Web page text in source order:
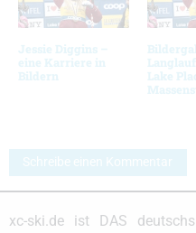
Jessie Diggins –
eine Karriere in
Bildern
Lake
Schreibe einen Kommentar
xc-ski.de ist DAS